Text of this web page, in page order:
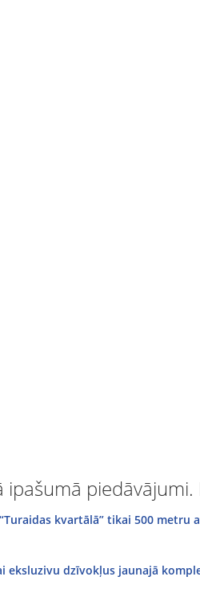
ipašumā piedāvājumi.
kvartālā” tikai 500 metru
eksluzivu dzīvokļus jaunajā